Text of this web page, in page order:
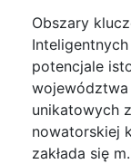
Obszary
potencjale
województwa
unikatowych
nowatorskiej
zakłada się